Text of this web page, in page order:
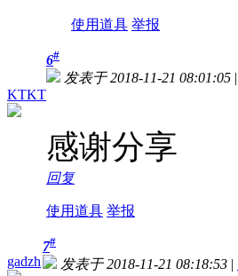
使用道具 举报
KTKT
6#
发表于 2018-11-21 08:01:05 |
感谢分享
回复
使用道具 举报
gadzh
7#
发表于 2018-11-21 08:18:53 |